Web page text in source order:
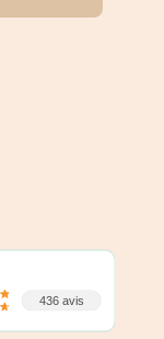
436 avis